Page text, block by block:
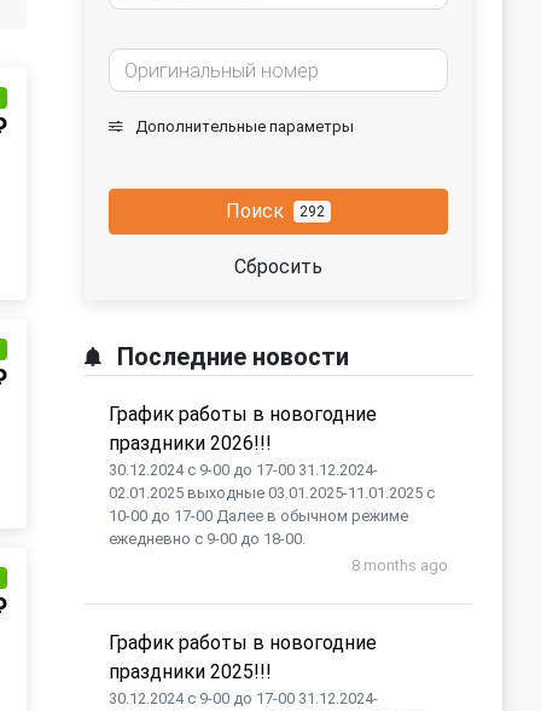
Дополнительные параметры
Поиск 292
Сбросить
Последние новости
График работы в новогодние
праздники 2026!!!
30.12.2024 с 9-00 до 17-00 31.12.2024-
02.01.2025 выходные 03.01.2025-11.01.2025 с
10-00 до 17-00 Далее в обычном режиме
ежедневно с 9-00 до 18-00.
8 months ago
График работы в новогодние
праздники 2025!!!
30.12.2024 с 9-00 до 17-00 31.12.2024-